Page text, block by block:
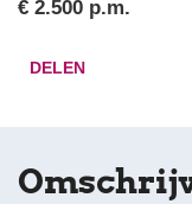
€ 2.500 p.m.
DELEN